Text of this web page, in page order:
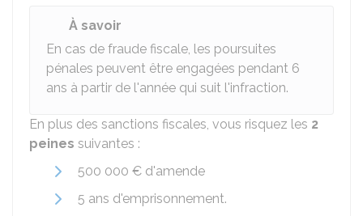
À savoir
En cas de fraude fiscale, les poursuites
pénales peuvent être engagées pendant 6
ans à partir de l'année qui suit l'infraction.
En plus des sanctions fiscales, vous risquez les 2
peines suivantes :
500 000 € d'amende
5 ans d'emprisonnement.